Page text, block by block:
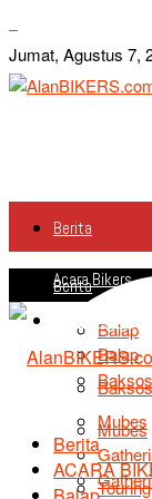
Jumat, Agustus 7,
Berita
Acara Bikers
Balap
Baksos
Mubes
Berita
Acara Bikers
Balap
Baksos
Mubes
Touring
Berita
ACARA